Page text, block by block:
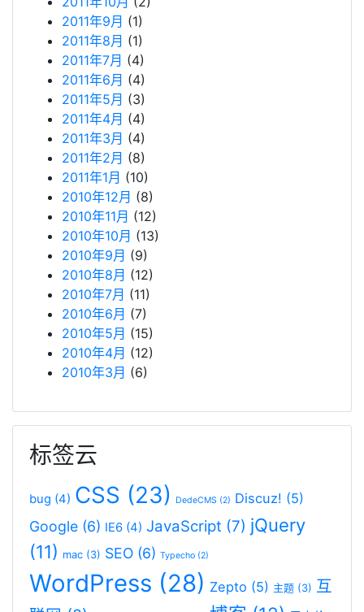
2011年9月 (1)
2011年8月 (1)
2011年7月 (4)
2011年6月 (4)
2011年5月 (3)
2011年4月 (4)
2011年3月 (4)
2011年2月 (8)
2011年1月 (10)
2010年12月 (8)
2010年11月 (12)
2010年10月 (13)
2010年9月 (9)
2010年8月 (12)
2010年7月 (11)
2010年6月 (7)
2010年5月 (15)
2010年4月 (12)
2010年3月 (6)
标签云
bug (4) CSS (23) DedeCMS (2) Discuz! (5)
Google (6) IE6 (4) JavaScript (7) jQuery
(11) mac (3) SEO (6) Typecho (2)
WordPress (28) Zepto (5) 主题 (3) 互